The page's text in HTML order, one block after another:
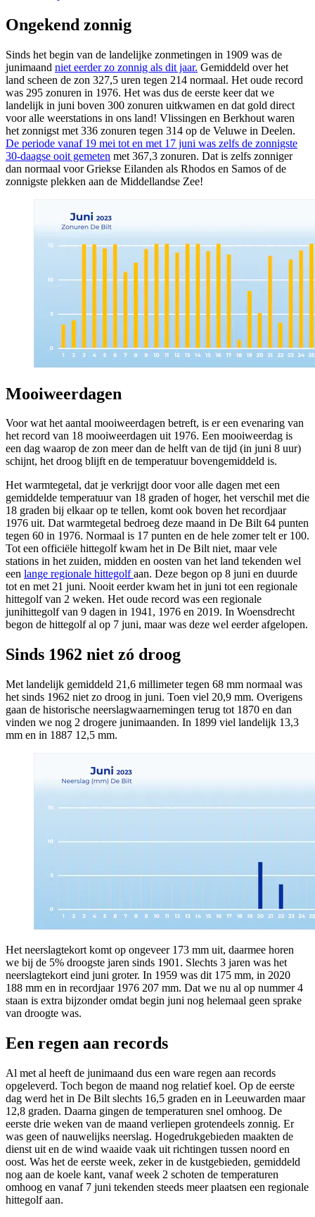
Ongekend zonnig
Sinds het begin van de landelijke zonmetingen in 1909 was de
junimaand niet eerder zo zonnig als dit jaar. Gemiddeld over het
land scheen de zon 327,5 uren tegen 214 normaal. Het oude record
was 295 zonuren in 1976. Het was dus de eerste keer dat we
landelijk in juni boven 300 zonuren uitkwamen en dat gold direct
voor alle weerstations in ons land! Vlissingen en Berkhout waren
het zonnigst met 336 zonuren tegen 314 op de Veluwe in Deelen.
De periode vanaf 19 mei tot en met 17 juni was zelfs de zonnigste
30-daagse ooit gemeten met 367,3 zonuren. Dat is zelfs zonniger
dan normaal voor Griekse Eilanden als Rhodos en Samos of de
zonnigste plekken aan de Middellandse Zee!
Mooiweerdagen
Voor wat het aantal mooiweerdagen betreft, is er een evenaring van
het record van 18 mooiweerdagen uit 1976. Een mooiweerdag is
een dag waarop de zon meer dan de helft van de tijd (in juni 8 uur)
schijnt, het droog blijft en de temperatuur bovengemiddeld is.
Het warmtegetal, dat je verkrijgt door voor alle dagen met een
gemiddelde temperatuur van 18 graden of hoger, het verschil met die
18 graden bij elkaar op te tellen, komt ook boven het recordjaar
1976 uit. Dat warmtegetal bedroeg deze maand in De Bilt 64 punten
tegen 60 in 1976. Normaal is 17 punten en de hele zomer telt er 100.
Tot een officiële hittegolf kwam het in De Bilt niet, maar vele
stations in het zuiden, midden en oosten van het land tekenden wel
een lange regionale hittegolfaan. Deze begon op 8 juni en duurde
tot en met 21 juni. Nooit eerder kwam het in juni tot een regionale
hittegolf van 2 weken. Het oude record was een regionale
junihittegolf van 9 dagen in 1941, 1976 en 2019. In Woensdrecht
begon de hittegolf al op 7 juni, maar was deze wel eerder afgelopen.
Sinds 1962 niet zó droog
Met landelijk gemiddeld 21,6 millimeter tegen 68 mm normaal was
het sinds 1962 niet zo droog in juni. Toen viel 20,9 mm. Overigens
gaan de historische neerslagwaarnemingen terug tot 1870 en dan
vinden we nog 2 drogere junimaanden. In 1899 viel landelijk 13,3
mm en in 1887 12,5 mm.
Het neerslagtekort komt op ongeveer 173 mm uit, daarmee horen
we bij de 5% droogste jaren sinds 1901. Slechts 3 jaren was het
neerslagtekort eind juni groter. In 1959 was dit 175 mm, in 2020
188 mm en in recordjaar 1976 207 mm. Dat we nu al op nummer 4
staan is extra bijzonder omdat begin juni nog helemaal geen sprake
van droogte was.
Een regen aan records
Al met al heeft de junimaand dus een ware regen aan records
opgeleverd. Toch begon de maand nog relatief koel. Op de eerste
dag werd het in De Bilt slechts 16,5 graden en in Leeuwarden maar
12,8 graden. Daarna gingen de temperaturen snel omhoog. De
eerste drie weken van de maand verliepen grotendeels zonnig. Er
was geen of nauwelijks neerslag. Hogedrukgebieden maakten de
dienst uit en de wind waaide vaak uit richtingen tussen noord en
oost. Was het de eerste week, zeker in de kustgebieden, gemiddeld
nog aan de koele kant, vanaf week 2 schoten de temperaturen
omhoog en vanaf 7 juni tekenden steeds meer plaatsen een regionale
hittegolf aan.